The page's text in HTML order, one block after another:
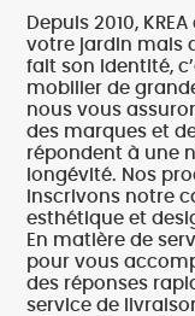
Depuis 2010,
votre jardin mais
fait son identité,
mobilier de
nous vous
des marques et
répondent à une
longévité. Nos
inscrivons notre
esthétique et
En matière de
pour vous
des réponses
service de